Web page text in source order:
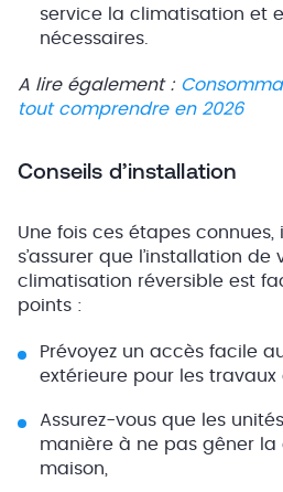
service la climatisation et
nécessaires.
A lire également :
tout comprendre en 2026
Conseils d’installation
Une fois ces étapes
s’assurer que l’installation de
climatisation réversible est
points :
Prévoyez un accès facile
extérieure pour les travaux
Assurez-vous que les
manière à ne pas gêner
maison,